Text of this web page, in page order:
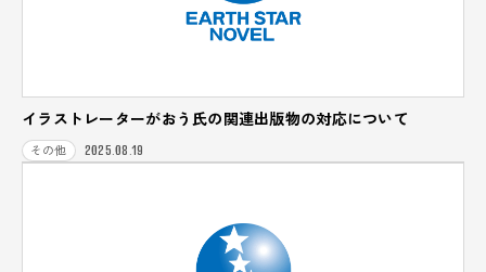
イラストレーターがおう氏の関連出版物の対応について
その他 2025.08.19